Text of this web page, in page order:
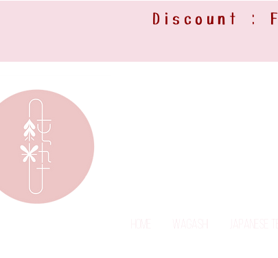
Discount :
Home Wagashi